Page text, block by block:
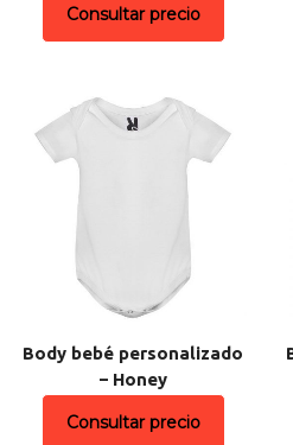
Consultar precio
Body bebé personalizado
– Honey
Consultar precio